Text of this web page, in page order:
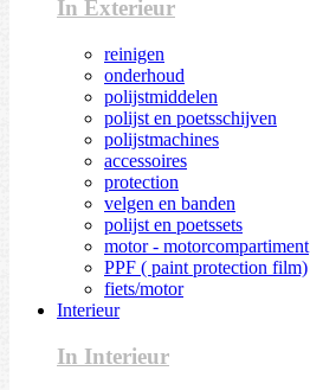
In Exterieur
reinigen
onderhoud
polijstmiddelen
polijst en poetsschijven
polijstmachines
accessoires
protection
velgen en banden
polijst en poetssets
motor - motorcompartiment
PPF ( paint protection film)
fiets/motor
Interieur
In Interieur